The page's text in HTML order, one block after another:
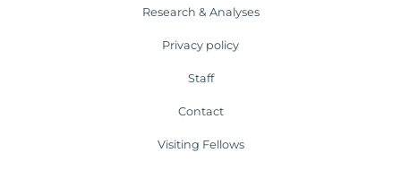
Research & Analyses
Privacy policy
Staff
Contact
Visiting Fellows